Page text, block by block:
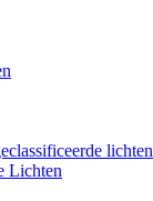
lichten
Lichten